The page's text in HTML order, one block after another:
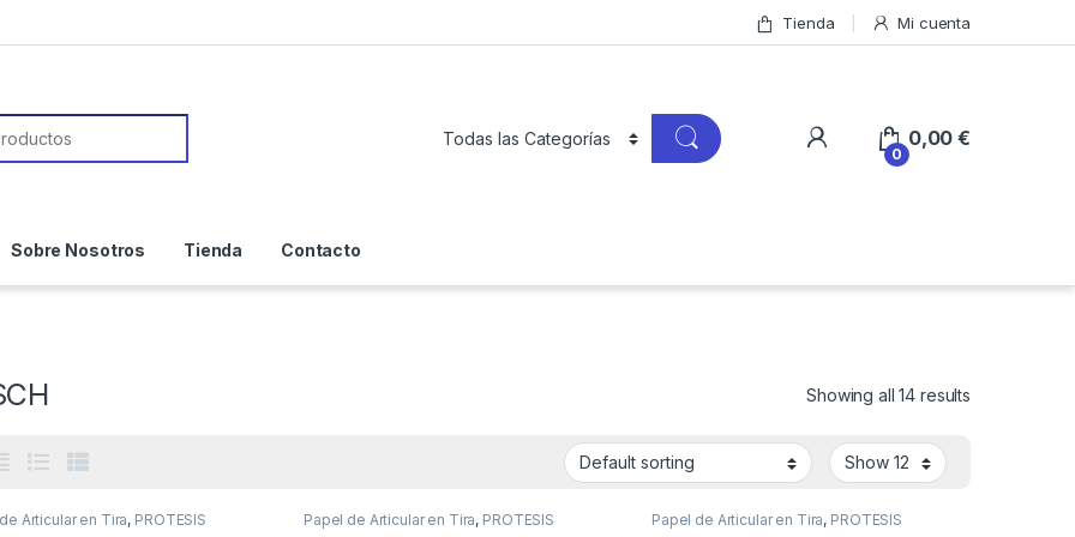
Tienda Mi cuenta
0
0,00€
Sobre Nosotros Tienda Contacto
Showing all 14 results
Articular en Tira, PROTESIS Papel de Articular en Tira, PROTESIS Papel de Articular en Tira, PROTESIS